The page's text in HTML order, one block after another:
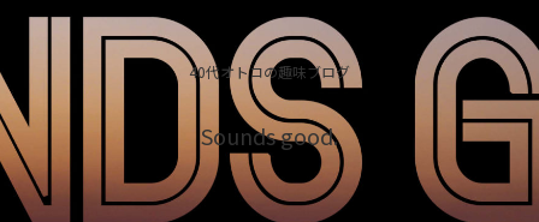
40代オトコの趣味ブログ
Sounds good.